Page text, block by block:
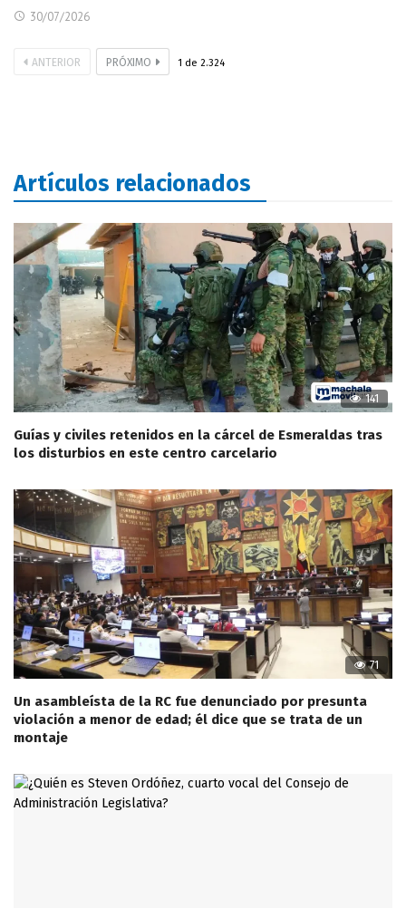
30/07/2026
ANTERIOR PRÓXIMO 1 de 2.324
Artículos relacionados
141
Guías y civiles retenidos en la cárcel de Esmeraldas tras
los disturbios en este centro carcelario
71
Un asambleísta de la RC fue denunciado por presunta
violación a menor de edad; él dice que se trata de un
montaje